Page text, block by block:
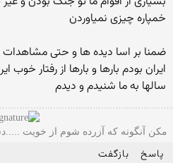
خمپاره چیزی نمیاوردن
ضمنا بر اسا دیده ها و حتی مشاهدات
ایران بودم بارها و بارها از رفتار
سالها به ما شنیدم و دیدم
مکن آنگونه که آزرده شوم از خویت
پاسخ بازگفت